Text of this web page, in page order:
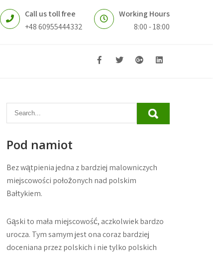
Call us toll free
+48 60955444332
Working Hours
8:00 - 18:00
Pod namiot
Bez wątpienia jedna z bardziej malowniczych
miejscowości położonych nad polskim
Bałtykiem.
Gąski to mała miejscowość, aczkolwiek bardzo
urocza. Tym samym jest ona coraz bardziej
doceniana przez polskich i nie tylko polskich